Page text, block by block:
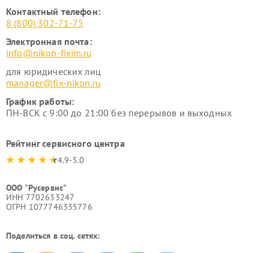
Контактный телефон:
8 (800) 302-71-75
Электронная почта:
info@nikon-fixim.ru
для юридических лиц
manager@fix-nikon.ru
График работы:
ПН-ВСК с 9:00 до 21:00 без перерывов и выходных
Рейтинг сервисного центра
4.9-5.0
ООО "Русервис"
ИНН 7702633247
ОГРН 1077746335776
Поделиться в соц. сетях: